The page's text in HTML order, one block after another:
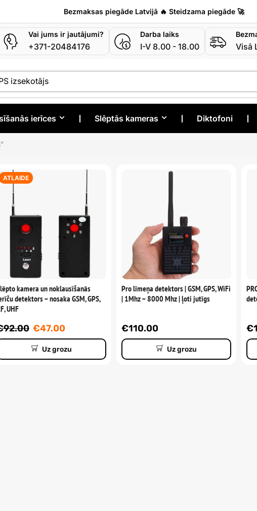
Bezmaksas piegāde Latvijā 🔥 Steidzama piegāde 🚀
Vai jums ir jautājumi?
+371-20484176
Darba laiks
I-V 8.00 - 18.00 Visā
kamera
ierīces ❘ Slēptās kameras ❘ Diktofoni ❘
ATLAIDE
kamera un noklausīšanās
detektors – nosaka GSM, GPS,
UHF
92.00 €47.00
Uz grozu
Pro līmeņa detektors | GSM, GPS, WiFi
| 1Mhz – 8000 Mhz | ļoti jutīgs
€110.00
Uz grozu
€